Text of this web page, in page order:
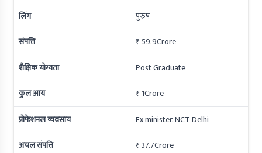
लिंग
पुरुष
संपत्ति
₹ 59.9Crore
शैक्षिक योग्यता
Post Graduate
कुल आय
₹ 1Crore
प्रोफेशनल व्यवसाय
Ex minister, NCT Delhi
अचल संपत्ति
₹ 37.7Crore